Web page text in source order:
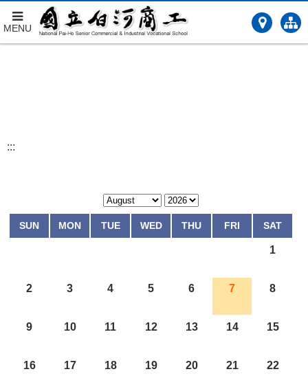
跳
MENU
:::
SUN MON TUE WED THU FRI SAT
1
2 3 4 5 6 7 8
9 10 11 12 13 14 15
16 17 18 19 20 21 22